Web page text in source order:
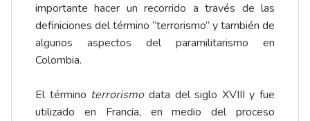
importante hacer un recorrido a través de las
definiciones del término “terrorismo” y también de
algunos aspectos del paramilitarismo en
Colombia.
El término terrorismodata del siglo XVIII y fue
utilizado en Francia, en medio del proceso